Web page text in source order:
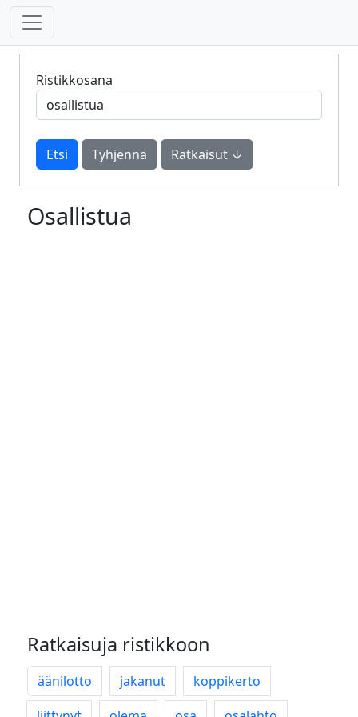
Ristikkosana
Tyhjennä Ratkaisut ↓
Osallistua
Ratkaisuja ristikkoon
äänilotto jakanut
koppikerto